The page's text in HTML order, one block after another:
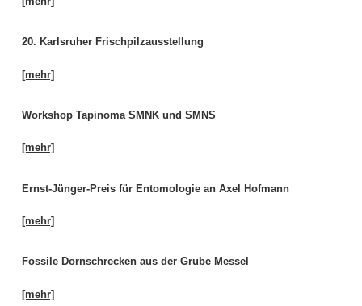
20. Karlsruher Frischpilzausstellung
[mehr]
Workshop Tapinoma SMNK und SMNS
[mehr]
Ernst-Jünger-Preis für Entomologie an Axel Hofmann
[mehr]
Fossile Dornschrecken aus der Grube Messel
[mehr]